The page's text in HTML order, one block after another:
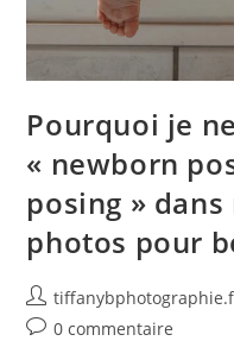
Pourquoi je
« newborn
posing » dans
photos pour
0 commentaire